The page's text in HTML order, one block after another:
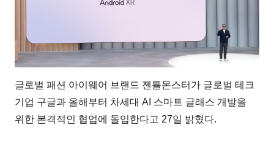
글로벌 패션 아이웨어 브랜드 젠틀몬스터가 글로벌 테크
기업 구글과 올해부터 차세대 AI 스마트 글래스 개발을
위한 본격적인 협업에 돌입한다고 27일 밝혔다.